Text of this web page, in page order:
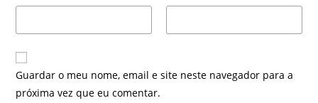
Guardar o meu nome, email e site neste navegador para a
próxima vez que eu comentar.